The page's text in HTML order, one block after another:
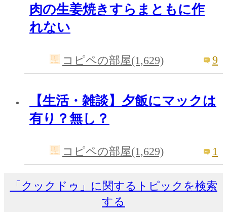
肉の生姜焼きすらまともに作
れない
コピペの部屋(1,629) 9
【生活・雑談】夕飯にマックは
有り？無し？
コピペの部屋(1,629) 1
「クックドゥ」に関するトピックを検索
する